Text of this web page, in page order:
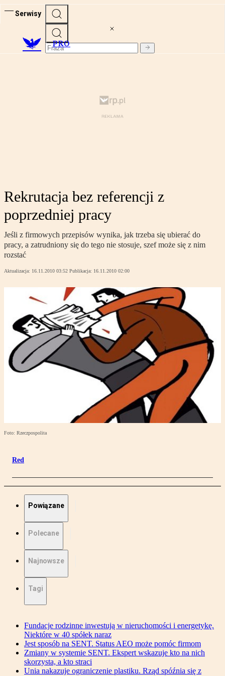
Serwisy
PRO
Rekrutacja bez referencji z
poprzedniej pracy
Jeśli z firmowych przepisów wynika, jak trzeba się ubierać do
pracy, a zatrudniony się do tego nie stosuje, szef może się z nim
rozstać
Aktualizacja: 16.11.2010 03:52 Publikacja: 16.11.2010 02:00
Foto: Rzeczpospolita
Red
Powiązane
Polecane
Najnowsze
Tagi
Fundacje rodzinne inwestują w nieruchomości i energetykę.
Niektóre w 40 spółek naraz
Jest sposób na SENT. Status AEO może pomóc firmom
Zmiany w systemie SENT. Ekspert wskazuje kto na nich
skorzysta, a kto straci
Unia nakazuje ograniczenie plastiku. Rząd spóźnia się z